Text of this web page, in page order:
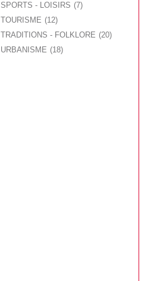
SPORTS - LOISIRS
7
TOURISME
12
TRADITIONS - FOLKLORE
20
URBANISME
18